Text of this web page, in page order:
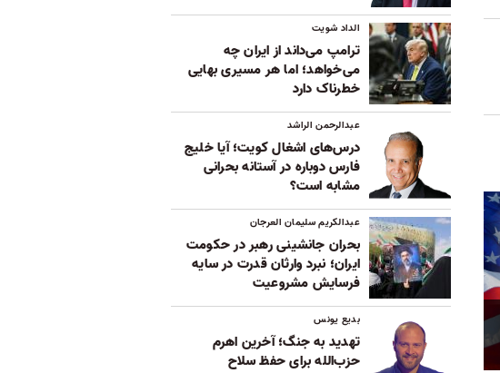
الداد شویت
ترامپ می‌داند از ایران چه
می‌خواهد؛ اما هر مسیری بهایی
خطرناک دارد
عبدالرحمن الراشد
درس‌های اشغال کویت؛ آیا خلیج
فارس دوباره در آستانه بحرانی
مشابه است؟
عبدالکریم سلیمان العرجان
بحران جانشینی رهبر در حکومت
ایران؛ نبرد وارثان قدرت در سایه
فرسایش مشروعیت
بدیع یونس
تهدید به جنگ؛ آخرین اهرم
حزب‌الله برای حفظ سلاح